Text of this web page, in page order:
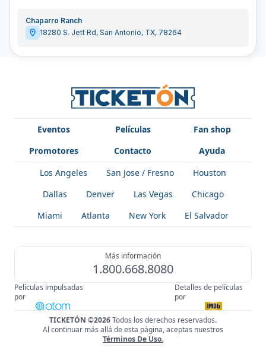
!
Chaparro Ranch
18280 S. Jett Rd, San Antonio, TX, 78264
Eventos Películas
Fan shop
Promotores
Contacto
Ayuda
Los Angeles
San Jose / Fresno
Houston
Dallas
Denver Las Vegas
Chicago
Miami
Atlanta New York El Salvador
Más información
1.800.668.8080
Películas impulsadas
por
Detalles de películas
por
TICKETÓN ©2026Todos los derechos reservados.
Al continuar más allá de esta página, aceptas nuestros
Términos De Uso.